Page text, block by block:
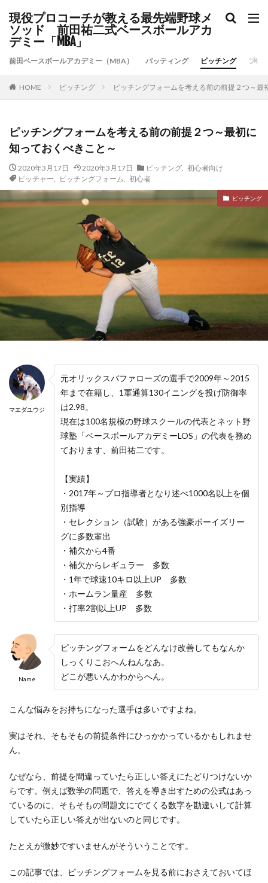
現役プロコーチが教える最先端野球メ
ソッド 前田祐二式ベースボールアカ
デミー「MBA」
前田ベースボールアカデミー（MBA） バッティング ピッチング プロ
HOME ピッチング ピッチングフォームを考える前の前提２つ～最
ピッチングフォームを考える前の前提２つ～最初に
知っておくべきこと～
2020年3月17日 2020年3月17日 ピッチング, 初心者向け
ピッチャー
ピッチングフォーム 初心者
ピッチング
マエダユウジ
元オリックスバファローズの選手で2009年～2015
年まで在籍し、1軍通算130イニングを投げ防御率
は2.98。
現在は100名規模の野球スクールの代表とネット野
球塾「ベースボールアカデミーLOS」の代表を務め
ております、前田祐二です。
【実績】
・2017年～プロ指導者となり述べ1000名以上を個
別指導
・セレクション（試験）がある強豪ボーイズリー
グに多数輩出
・補欠から4番
・補欠からレギュラー 多数
・1年で球速10キロ以上UP 多数
・ホームラン量産 多数
・打率2割以上UP 多数
Name
ピッチングフォームをどんなけ改善してもなんか
しっくりこおへんねんなあ。
どこが悪いんかわからへん。
こんな悩みをお持ちになった選手は多いですよね。
実はそれ、そもそもの前提条件にひっかかっているかもしれませ
ん。
なぜなら、前提を間違っていたら正しい答えにたどりつけないか
らです。例えば数学の問題で、答えを導き出すための公式はあっ
ているのに、そもそもの問題文にでてくる数字を勘違いして計算
していたら正しい答えが出ないのと同じです。
たとえが微妙ですいませんがそういうことです。
この記事では、ピッチングフォームを見る前におさえておいてほ